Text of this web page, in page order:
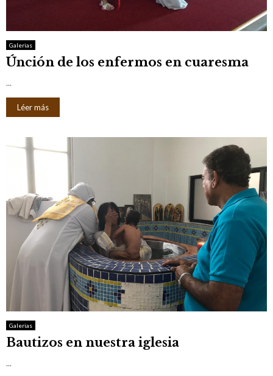
E
N
U
Galerias
Únción de los enfermos en cuaresma
...
Léer más
Galerias
Bautizos en nuestra iglesia
...